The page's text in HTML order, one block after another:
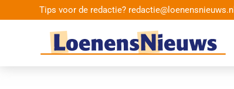
Tips voor de redactie? redactie@loenensnieuws.nl